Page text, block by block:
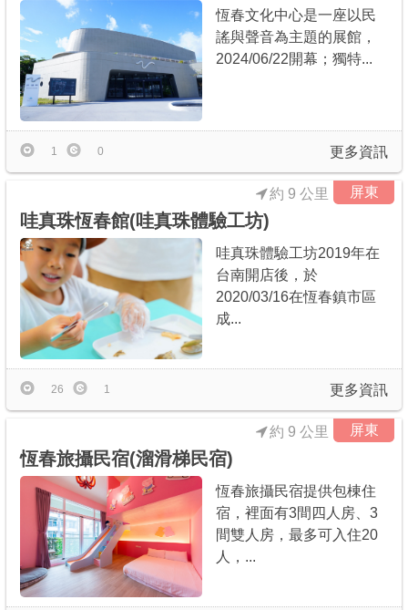
恆春文化中心是一座以民
謠與聲音為主題的展館，
2024/06/22開幕；獨特...
更多資訊
1 0
屏東
哇真珠恆春館(哇真珠體驗工坊)
約 9 公里
哇真珠體驗工坊2019年在
台南開店後，於
2020/03/16在恆春鎮市區
成...
更多資訊
26 1
屏東
恆春旅攝民宿(溜滑梯民宿)
約 9 公里
恆春旅攝民宿提供包棟住
宿，裡面有3間四人房、3
間雙人房，最多可入住20
人，...